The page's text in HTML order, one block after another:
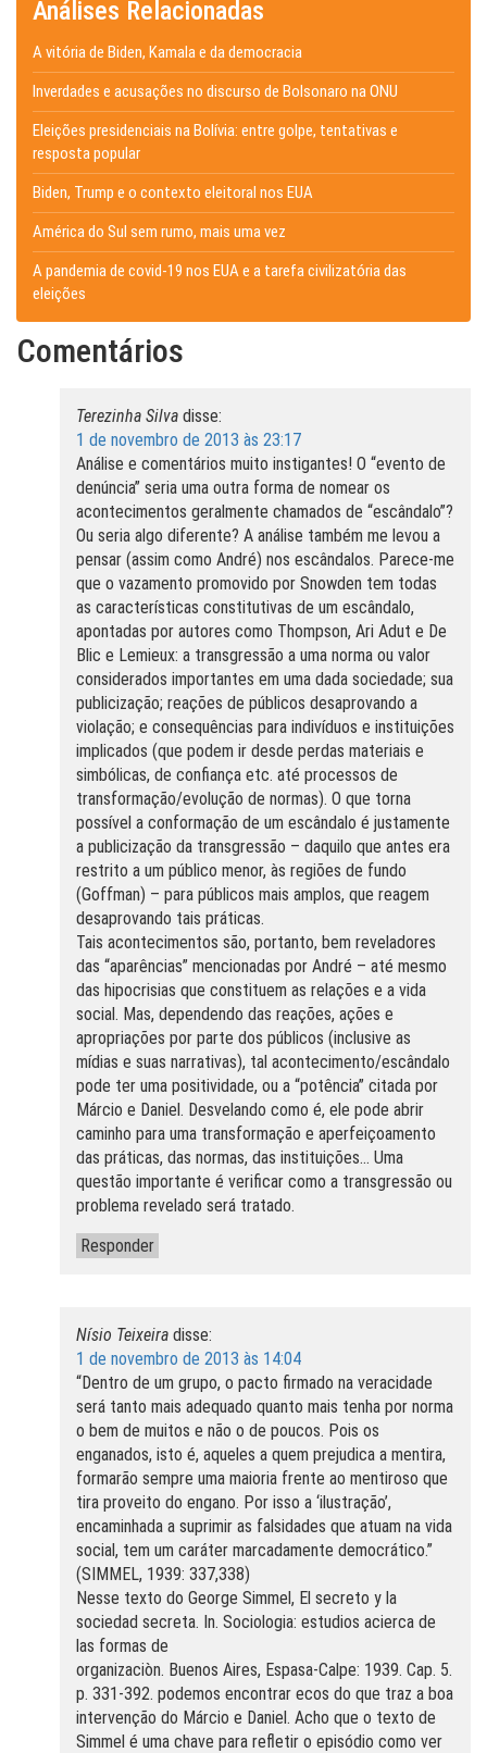
Análises Relacionadas
A vitória de Biden, Kamala e da democracia
Inverdades e acusações no discurso de Bolsonaro na ONU
Eleições presidenciais na Bolívia: entre golpe, tentativas e
resposta popular
Biden, Trump e o contexto eleitoral nos EUA
América do Sul sem rumo, mais uma vez
A pandemia de covid-19 nos EUA e a tarefa civilizatória das
eleições
Comentários
Terezinha Silva disse:
1 de novembro de 2013 às 23:17
Análise e comentários muito instigantes! O “evento de
denúncia” seria uma outra forma de nomear os
acontecimentos geralmente chamados de “escândalo”?
Ou seria algo diferente? A análise também me levou a
pensar (assim como André) nos escândalos. Parece-me
que o vazamento promovido por Snowden tem todas
as características constitutivas de um escândalo,
apontadas por autores como Thompson, Ari Adut e De
Blic e Lemieux: a transgressão a uma norma ou valor
considerados importantes em uma dada sociedade; sua
publicização; reações de públicos desaprovando a
violação; e consequências para indivíduos e instituições
implicados (que podem ir desde perdas materiais e
simbólicas, de confiança etc. até processos de
transformação/evolução de normas). O que torna
possível a conformação de um escândalo é justamente
a publicização da transgressão – daquilo que antes era
restrito a um público menor, às regiões de fundo
(Goffman) – para públicos mais amplos, que reagem
desaprovando tais práticas.
Tais acontecimentos são, portanto, bem reveladores
das “aparências” mencionadas por André – até mesmo
das hipocrisias que constituem as relações e a vida
social. Mas, dependendo das reações, ações e
apropriações por parte dos públicos (inclusive as
mídias e suas narrativas), tal acontecimento/escândalo
pode ter uma positividade, ou a “potência” citada por
Márcio e Daniel. Desvelando como é, ele pode abrir
caminho para uma transformação e aperfeiçoamento
das práticas, das normas, das instituições… Uma
questão importante é verificar como a transgressão ou
problema revelado será tratado.
Responder
Nísio Teixeira disse:
1 de novembro de 2013 às 14:04
“Dentro de um grupo, o pacto firmado na veracidade
será tanto mais adequado quanto mais tenha por norma
o bem de muitos e não o de poucos. Pois os
enganados, isto é, aqueles a quem prejudica a mentira,
formarão sempre uma maioria frente ao mentiroso que
tira proveito do engano. Por isso a ‘ilustração’,
encaminhada a suprimir as falsidades que atuam na vida
social, tem um caráter marcadamente democrático.”
(SIMMEL, 1939: 337,338)
Nesse texto do George Simmel, El secreto y la
sociedad secreta. In. Sociologia: estudios acierca de
las formas de
organizaciòn. Buenos Aires, Espasa-Calpe: 1939. Cap. 5.
p. 331-392. podemos encontrar ecos do que traz a boa
intervenção do Márcio e Daniel. Acho que o texto de
Simmel é uma chave para refletir o episódio como ver